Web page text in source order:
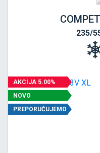
235/
AKCIJA 5.00%
NOVO
PREPORUČUJEMO